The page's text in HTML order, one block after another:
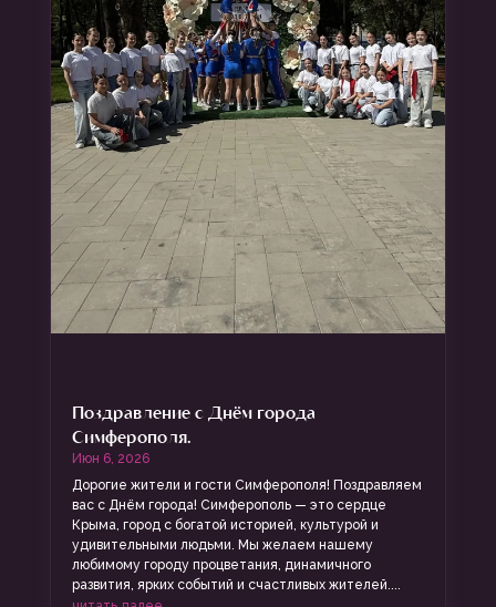
Поздравление с Днём города
Симферополя.
Июн 6, 2026
Дорогие жители и гости Симферополя! Поздравляем
вас с Днём города! Симферополь — это сердце
Крыма, город с богатой историей, культурой и
удивительными людьми. Мы желаем нашему
любимому городу процветания, динамичного
развития, ярких событий и счастливых жителей....